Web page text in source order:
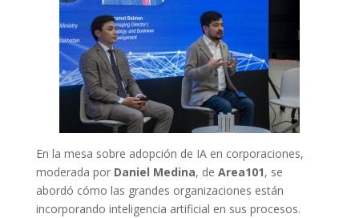
En la mesa sobre adopción de IA en corporaciones,
moderada por Daniel Medina, de Area101, se
abordó cómo las grandes organizaciones están
incorporando inteligencia artificial en sus procesos.